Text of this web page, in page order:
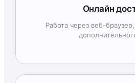
Онлайн
Работа через веб-